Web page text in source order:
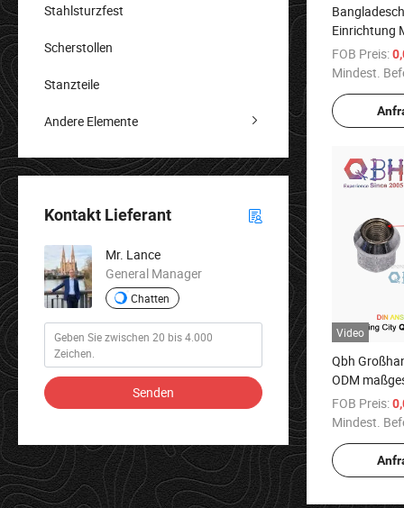
Einrichtung
verzinkt
FOB Preis:
Mindest.
Video
Qbh
ODM
Radmutter
FOB Preis:
Mindest.
Stahlsturzfest
Scherstollen
Stanzteile
Andere Elemente
Kontakt Lieferant
Mr. Lance
General Manager
Chatten
Senden